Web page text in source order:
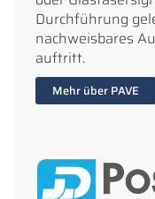
Durchführung
nachweisbares
auftritt.
Mehr über PAVE